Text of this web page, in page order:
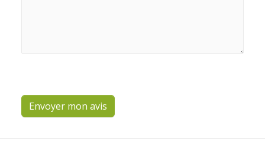
Envoyer mon avis